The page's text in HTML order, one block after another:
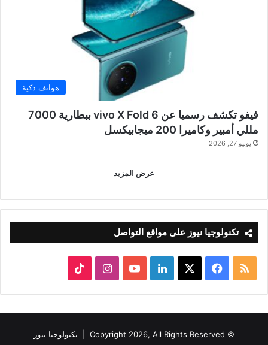
هواتف ذكية
فيفو تكشف رسميا عن vivo X Fold 6 ببطارية 7000
مللي أمبير وكاميرا 200 ميجابيكسل
يونيو 27, 2026
عرض المزيد
تكنولوجيا نيوز على مواقع التواصل
ملخص
الموقع
RSS
فيسبوك لينكدإن‫YouTubeانستقرام
© Copyright 2026, All Rights Reserved | تكنولوجيا نيوز